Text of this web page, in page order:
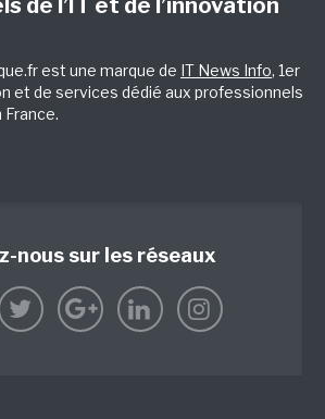
de l’IT et de l’innovation
est une marque de IT News Info, 1er
et de services dédié aux professionnels
nous sur les réseaux